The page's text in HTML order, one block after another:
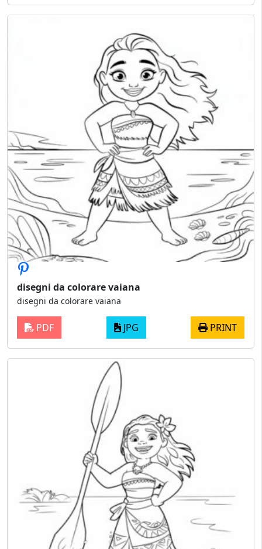
disegni da colorare vaiana
disegni da colorare vaiana
PDF JPG PRINT